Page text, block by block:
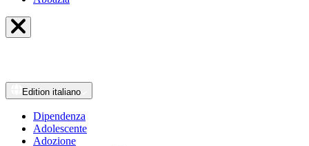
Edition italiano
Dipendenza
Adolescente
Adozione